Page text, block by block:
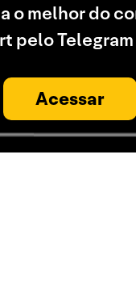
o melhor do
pelo Telegram
Acessar